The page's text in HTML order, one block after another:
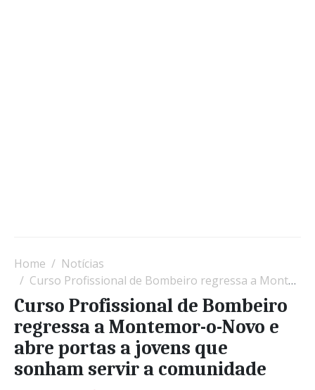
Home
Notícias
Curso Profissional de Bombeiro regressa a Montemor-o-Novo e abre portas a jovens que sonham servir a comunidade
Curso Profissional de Bombeiro
regressa a Montemor-o-Novo e
abre portas a jovens que
sonham servir a comunidade